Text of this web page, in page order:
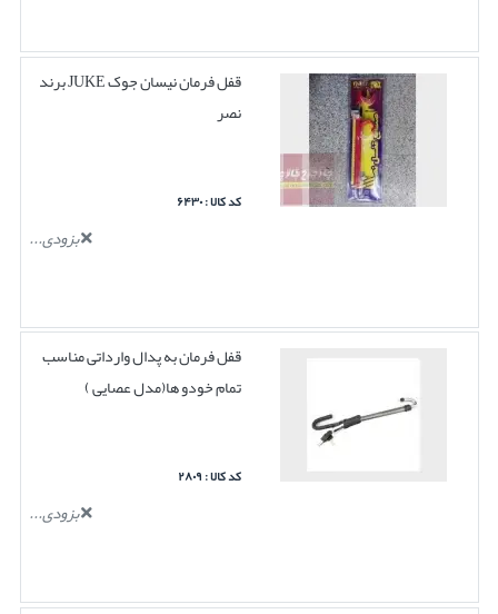
قفل فرمان نیسان جوک JUKE برند
نصر
کد کالا : ۶۴۳۰
بزودی...
قفل فرمان به پدال وارداتی مناسب
تمام خودو ها(مدل عصایی )
کد کالا : ۲۸۰۹
بزودی...